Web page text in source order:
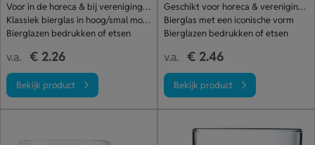
Voor in de horeca & bij verenigingen
Klassiek bierglas in hoog/smal model
Bierglazen bedrukken of etsen
v.a. € 2.26
Bekijk product
Geschikt voor horeca & verenigingen
Bierglas met een iconische vorm
Bierglazen bedrukken of etsen
v.a. € 2.46
Bekijk product